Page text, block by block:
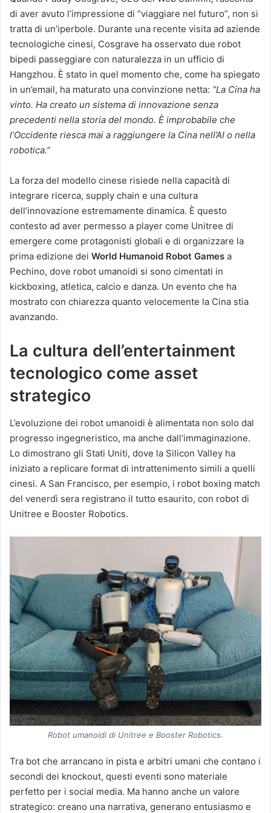
di aver avuto l’impressione di “viaggiare nel futuro”, non si
tratta di un’iperbole. Durante una recente visita ad aziende
tecnologiche cinesi, Cosgrave ha osservato due robot
bipedi passeggiare con naturalezza in un ufficio di
Hangzhou. È stato in quel momento che, come ha spiegato
in un’email, ha maturato una convinzione netta: “La Cina ha
vinto. Ha creato un sistema di innovazione senza
precedenti nella storia del mondo. È improbabile che
l’Occidente riesca mai a raggiungere la Cina nell’AI o nella
robotica.”
La forza del modello cinese risiede nella capacità di
integrare ricerca, supply chain e una cultura
dell’innovazione estremamente dinamica. È questo
contesto ad aver permesso a player come Unitree di
emergere come protagonisti globali e di organizzare la
prima edizione dei World Humanoid Robot Games a
Pechino, dove robot umanoidi si sono cimentati in
kickboxing, atletica, calcio e danza. Un evento che ha
mostrato con chiarezza quanto velocemente la Cina stia
avanzando.
La cultura dell’entertainment
tecnologico come asset
strategico
L’evoluzione dei robot umanoidi è alimentata non solo dal
progresso ingegneristico, ma anche dall’immaginazione.
Lo dimostrano gli Stati Uniti, dove la Silicon Valley ha
iniziato a replicare format di intrattenimento simili a quelli
cinesi. A San Francisco, per esempio, i robot boxing match
del venerdì sera registrano il tutto esaurito, con robot di
Unitree e Booster Robotics.
Robot umanoidi di Unitree e Booster Robotics.
Tra bot che arrancano in pista e arbitri umani che contano i
secondi dei knockout, questi eventi sono materiale
perfetto per i social media. Ma hanno anche un valore
strategico: creano una narrativa, generano entusiasmo e